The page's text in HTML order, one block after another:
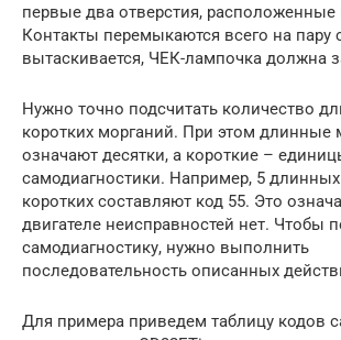
первые два отверстия,
Контакты перемыкаются всего на пару
вытаскивается, ЧЕК-лампочка должна
Нужно точно подсчитать количество
коротких морганий. При этом длинные
означают десятки, а короткие –
самодиагностики. Например, 5
коротких составляют код 55. Это
двигателе неисправностей нет. Чтобы
самодиагностику, нужно выполнить
последовательность описанных
Для примера приведем таблицу кодов